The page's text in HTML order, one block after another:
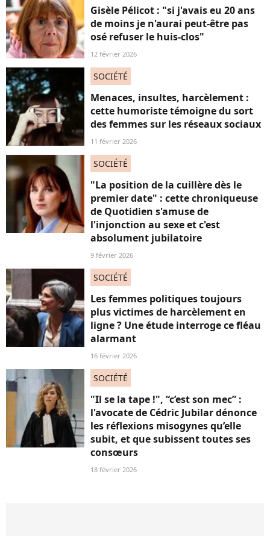
Gisèle Pélicot : "si j'avais eu 20 ans
de moins je n'aurai peut-être pas
osé refuser le huis-clos"
12 février 2026
SOCIÉTÉ
Menaces, insultes, harcèlement :
cette humoriste témoigne du sort
des femmes sur les réseaux sociaux
11 février 2026
SOCIÉTÉ
"La position de la cuillère dès le
premier date" : cette chroniqueuse
de Quotidien s'amuse de
l'injonction au sexe et c'est
absolument jubilatoire
9 février 2026
SOCIÉTÉ
Les femmes politiques toujours
plus victimes de harcèlement en
ligne ? Une étude interroge ce fléau
alarmant
16 février 2026
SOCIÉTÉ
"Il se la tape !", “c’est son mec” :
l'avocate de Cédric Jubilar dénonce
les réflexions misogynes qu’elle
subit, et que subissent toutes ses
consœurs
18 février 2026